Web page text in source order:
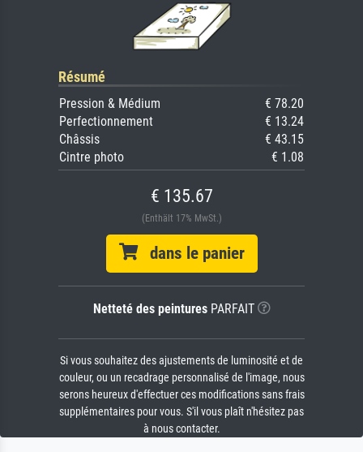
Résumé
Pression & Médium
€ 78.20
Perfectionnement
€ 13.24
Châssis
€ 43.15
Cintre photo
€ 1.08
€ 135.67
(Enthält 17% MwSt.)
dans le panier
Netteté des peinturesPARFAIT
Si vous souhaitez des ajustements de luminosité et de
couleur, ou un recadrage personnalisé de l'image, nous
serons heureux d'effectuer ces modifications sans frais
supplémentaires pour vous. S'il vous plaît n'hésitez pas
à nous contacter.